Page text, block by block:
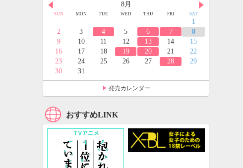
8月
SUN MON TUE WED THU FRI SAT
1
2
3 4 5 6 7
8
9
10 11 12 13 14
15
16
17 18 19 20 21
22
23
24 25 26 27 28
29
30
31
発売カレンダー
おすすめLINK